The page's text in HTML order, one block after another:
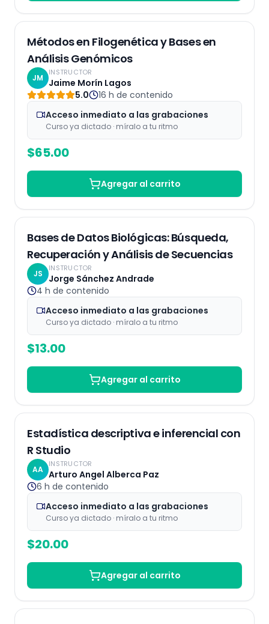
Métodos en Filogenética y Bases en
Análisis Genómicos
JM
INSTRUCTOR
Jaime Morín Lagos
5.0
16 h de contenido
Acceso inmediato a las grabaciones
Curso ya dictado · míralo a tu ritmo
$65.00
Agregar al carrito
Grabaciones
Bases de Datos Biológicas: Búsqueda,
Recuperación y Análisis de Secuencias
JS
INSTRUCTOR
Jorge Sánchez Andrade
4 h de contenido
Acceso inmediato a las grabaciones
Curso ya dictado · míralo a tu ritmo
$13.00
Agregar al carrito
Grabaciones
Estadística descriptiva e inferencial con
R Studio
AA
INSTRUCTOR
Arturo Angel Alberca Paz
6 h de contenido
Acceso inmediato a las grabaciones
Curso ya dictado · míralo a tu ritmo
$20.00
Agregar al carrito